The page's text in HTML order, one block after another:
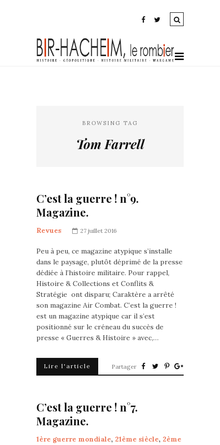
BROWSING TAG
Tom Farrell
C’est la guerre ! n°9.
Magazine.
Revues 27 juillet 2016
Peu à peu, ce magazine atypique s’installe
dans le paysage, plutôt déprimé de la presse
dédiée à l’histoire militaire. Pour rappel,
Histoire & Collections et Conflits &
Stratégie ont disparu; Caraktère a arrêté
son magazine Air Combat. C’est la guerre !
est un magazine atypique car il s’est
positionné sur le créneau du succès de
presse « Guerres & Histoire » avec,…
Lire l'article Partager
C’est la guerre ! n°7.
Magazine.
1ère guerre mondiale, 21ème siècle, 2ème